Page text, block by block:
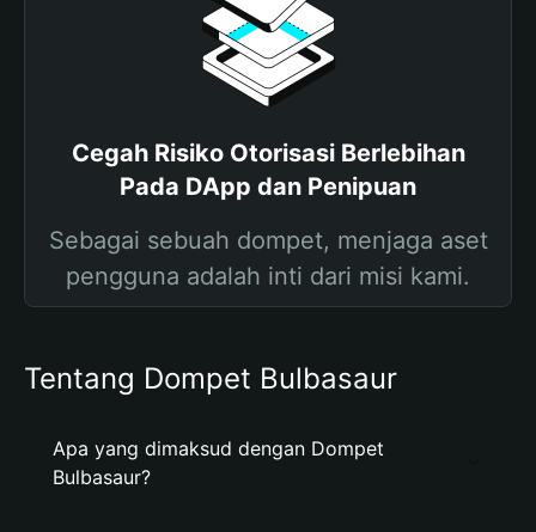
Cegah Risiko Otorisasi Berlebihan
Pada DApp dan Penipuan
Sebagai sebuah dompet, menjaga aset
pengguna adalah inti dari misi kami.
Tentang Dompet Bulbasaur
Apa yang dimaksud dengan Dompet
Bulbasaur?